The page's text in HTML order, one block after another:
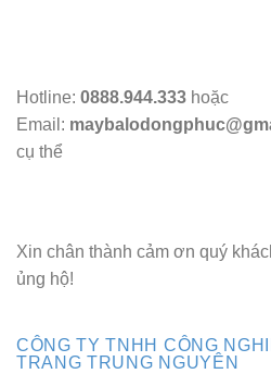
Hotline: 0888.944.333 hoặc
Email:
cụ thể
Xin chân thành cảm ơn quý
ủng hộ!
CÔNG TY TNHH CÔNG
TRANG TRUNG NGUYÊN